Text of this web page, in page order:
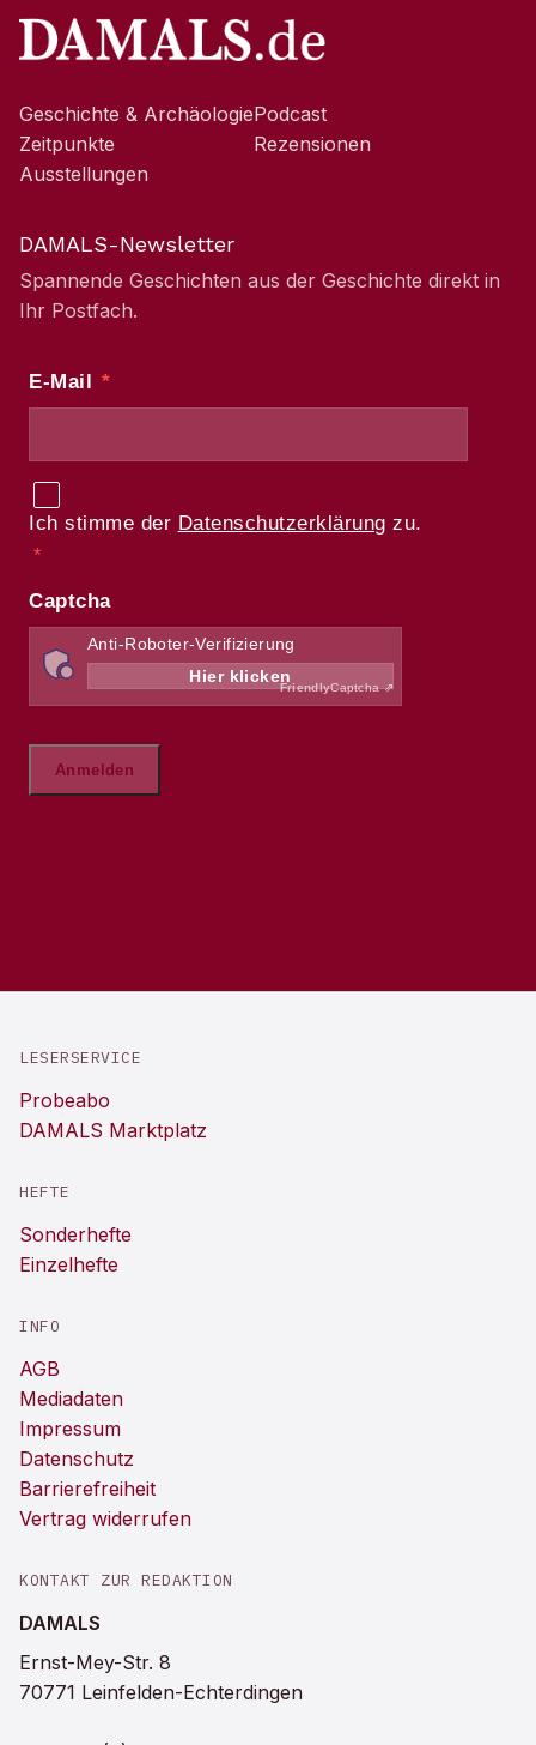
Geschichte & Archäologie
Zeitpunkte
Ausstellungen
Podcast
Rezensionen
DAMALS-Newsletter
Spannende Geschichten aus der Geschichte direkt in
Ihr Postfach.
LESERSERVICE
Probeabo
DAMALS Marktplatz
HEFTE
Sonderhefte
Einzelhefte
INFO
AGB
Mediadaten
Impressum
Datenschutz
Barrierefreiheit
Vertrag widerrufen
KONTAKT ZUR REDAKTION
DAMALS
Ernst-Mey-Str. 8
70771 Leinfelden-Echterdingen